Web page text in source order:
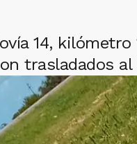
14,
trasladados